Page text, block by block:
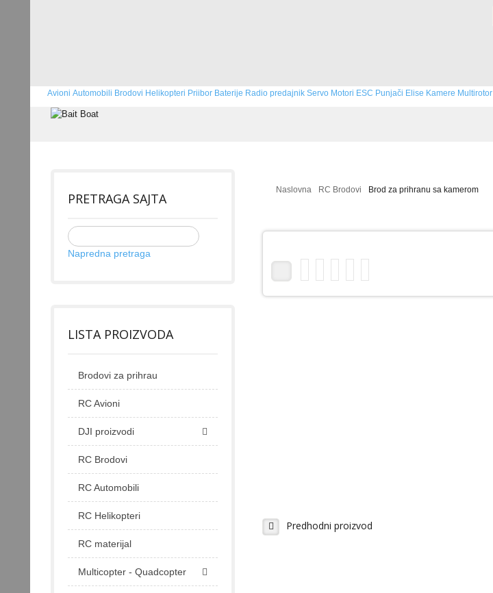
Avioni Automobili Brodovi Helikopteri Priibor Baterije Radio predajnik Servo Motori ESC Punjači Elise Kamere Multirotor
Naslovna RC Brodovi Brod za prihranu sa kamerom
Predhodni proizvod
PRETRAGA SAJTA
Napredna pretraga
LISTA PROIZVODA
Brodovi za prihrau
RC Avioni
DJI proizvodi
RC Brodovi
RC Automobili
RC Helikopteri
RC materijal
Multicopter - Quadcopter